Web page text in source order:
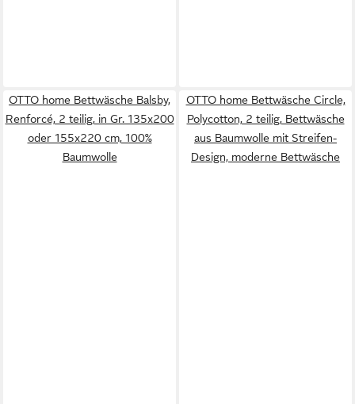
OTTO home Bettwäsche Balsby,
Renforcé, 2 teilig, in Gr. 135x200
oder 155x220 cm, 100%
Baumwolle
OTTO home Bettwäsche Circle,
Polycotton, 2 teilig, Bettwäsche
aus Baumwolle mit Streifen-
Design, moderne Bettwäsche